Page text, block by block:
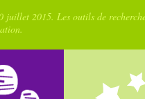
juillet 2015. Les outils de